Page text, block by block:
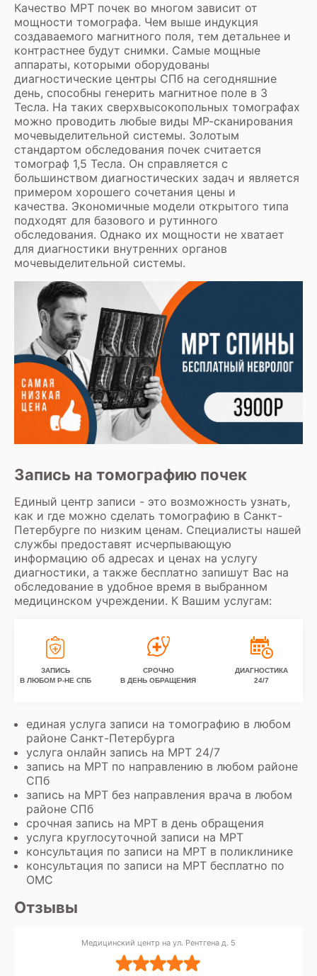
Качество МРТ почек во многом зависит от
мощности томографа. Чем выше индукция
создаваемого магнитного поля, тем детальнее и
контрастнее будут снимки. Самые мощные
аппараты, которыми оборудованы
диагностические центры СПб на сегодняшние
день, способны генерить магнитное поле в 3
Тесла. На таких сверхвысокопольных томографах
можно проводить любые виды МР-сканирования
мочевыделительной системы. Золотым
стандартом обследования почек считается
томограф 1,5 Тесла. Он справляется с
большинством диагностических задач и является
примером хорошего сочетания цены и
качества. Экономичные модели открытого типа
подходят для базового и рутинного
обследования. Однако их мощности не хватает
для диагностики внутренних органов
мочевыделительной системы.
Запись на томографию почек
Единый центр записи - это возможность узнать,
как и где можно сделать томографию в Санкт-
Петербурге по низким ценам. Специалисты нашей
службы предоставят исчерпывающую
информацию об адресах и ценах на услугу
диагностики, а также бесплатно запишут Вас на
обследование в удобное время в выбранном
медицинском учреждении. К Вашим услугам:
ЗАПИСЬ
В ЛЮБОМ Р-НЕ СПБ
СРОЧНО
В ДЕНЬ ОБРАЩЕНИЯ
ДИАГНОСТИКА
24/7
единая услуга записи на томографию в любом
районе Санкт-Петербурга
услуга онлайн запись на МРТ 24/7
запись на МРТ по направлению в любом районе
СПб
запись на МРТ без направления врача в любом
районе СПб
срочная запись на МРТ в день обращения
услуга круглосуточной записи на МРТ
консультация по записи на МРТ в поликлинике
консультация по записи на МРТ бесплатно по
ОМС
Отзывы
Медицинский центр на ул. Рентгена д. 5